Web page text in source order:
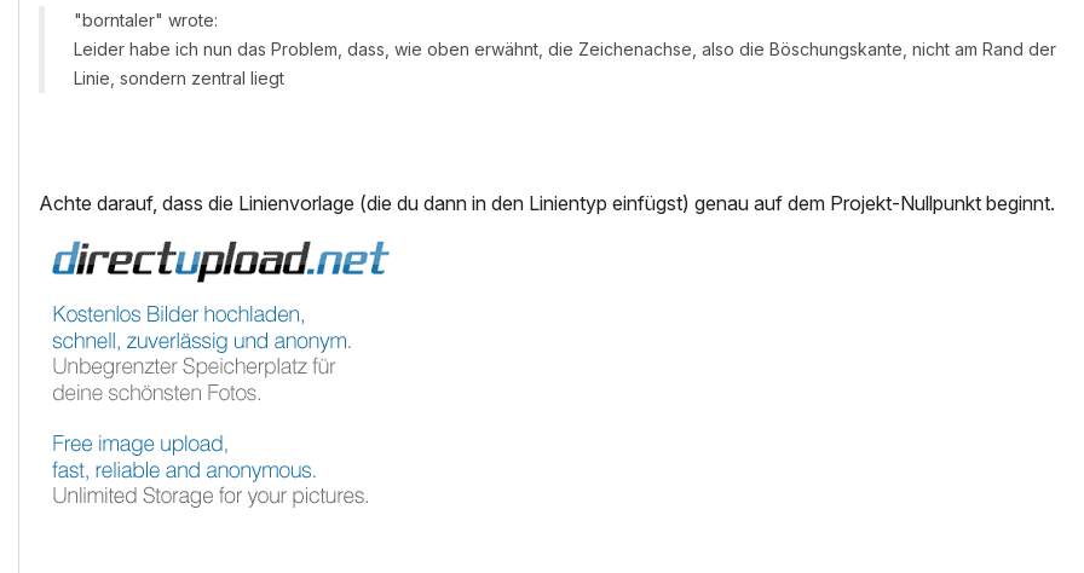
"borntaler" wrote:
Leider habe ich nun das Problem, dass, wie oben erwähnt, die Zeichenachse, also die Böschungskante, nicht am Rand der
Linie, sondern zentral liegt
Achte darauf, dass die Linienvorlage (die du dann in den Linientyp einfügst) genau auf dem Projekt-Nullpunkt beginnt.